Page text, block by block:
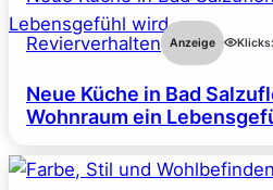
Revierverhalten Anzeige Klicks:
Neue Küche in Bad
Wohnraum ein